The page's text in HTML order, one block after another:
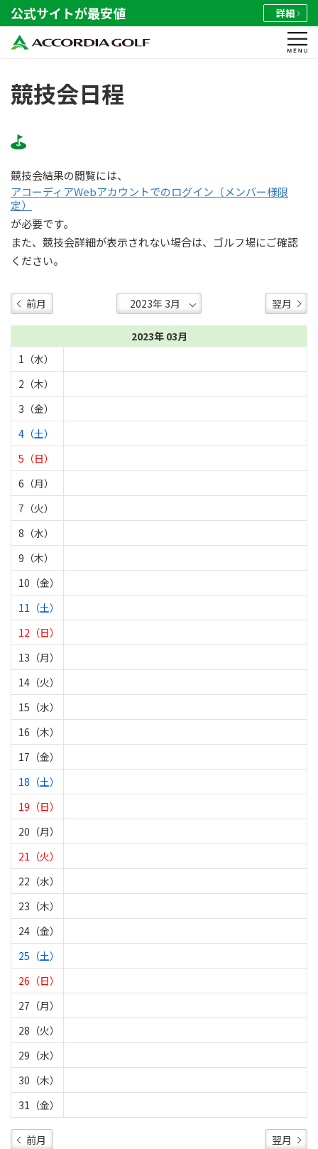
公式サイトが最安値 詳細
競技会日程
競技会結果の閲覧には、
アコーディアWebアカウントでのログイン（メンバー様限
定）
が必要です。
また、競技会詳細が表示されない場合は、ゴルフ場にご確認
ください。
前月 翌月
2023年 03月
1（水）
2（木）
3（金）
4（土）
5（日）
6（月）
7（火）
8（水）
9（木）
10（金）
11（土）
12（日）
13（月）
14（火）
15（水）
16（木）
17（金）
18（土）
19（日）
20（月）
21（火）
22（水）
23（木）
24（金）
25（土）
26（日）
27（月）
28（火）
29（水）
30（木）
31（金）
前月 翌月